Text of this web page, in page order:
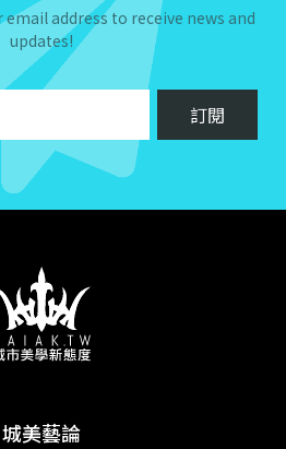
address to receive news and
updates!
城美藝論